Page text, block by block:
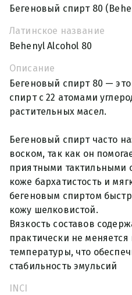
Бегеновый спирт 80
Латинское название
Behenyl Alcohol 80
Описание
Бегеновый спирт 80 —
спирт с 22 атомами
растительных масел.
Бегеновый спирт часто
воском, так как он
приятными
коже бархатистость и
бегеновым спиртом
кожу шелковистой.
Вязкость составов
практически не
температуры, что
стабильность эмульсий
INCI